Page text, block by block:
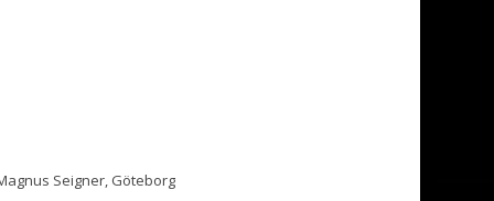
Seigner, Göteborg